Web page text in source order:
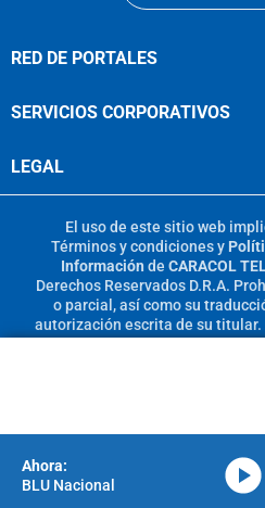
RED DE PORTALES
SERVICIOS CORPORATIVOS
LEGAL
El uso de este sitio web
Términos y condicionesy
Información de CARACOL
Derechos Reservados D.R.A.
o parcial, así como su
autorización escrita de su
BLU Nacional